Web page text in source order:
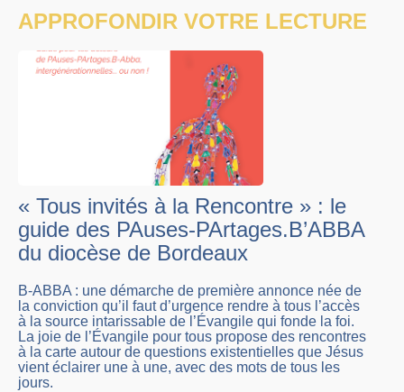
APPROFONDIR VOTRE LECTURE
« Tous invités à la Rencontre » : le
guide des PAuses-PArtages.B’ABBA
du diocèse de Bordeaux
B-ABBA : une démarche de première annonce née de
la conviction qu’il faut d’urgence rendre à tous l’accès
à la source intarissable de l’Évangile qui fonde la foi.
La joie de l’Évangile pour tous propose des rencontres
à la carte autour de questions existentielles que Jésus
vient éclairer une à une, avec des mots de tous les
jours.